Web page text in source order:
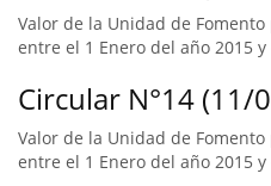
Valor de la Unidad de
entre el 1 Enero del año 2015
Circular N°14 (11/
Valor de la Unidad de
entre el 1 Enero del año 2015